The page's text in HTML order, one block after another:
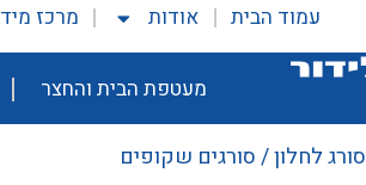
עמוד הבית אודות מרכז
מעטפת הבית והחצר
סורג לחלון/ סורגים שקופים